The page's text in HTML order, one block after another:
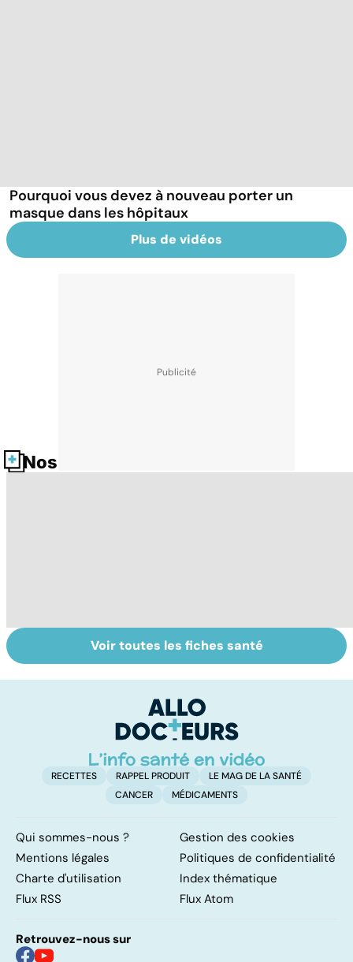
Pourquoi vous devez à nouveau porter un
masque dans les hôpitaux
Plus de vidéos
Nos fiches santé
Tout savoir sur
les infections
Covid-19 : tout
savoir sur la
Voir toutes les fiches santé
RECETTES RAPPEL PRODUIT
LE MAG DE LA SANTÉ
CANCER
MÉDICAMENTS
Qui sommes-nous ?
Gestion des cookies
Mentions légales
Politiques de confidentialité
Charte d'utilisation
Index thématique
Flux RSS
Flux Atom
Retrouvez-nous sur